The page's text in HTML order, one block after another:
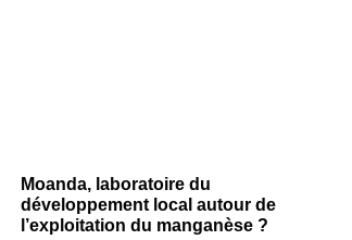
Moanda, laboratoire du
développement local autour de
l’exploitation du manganèse ?